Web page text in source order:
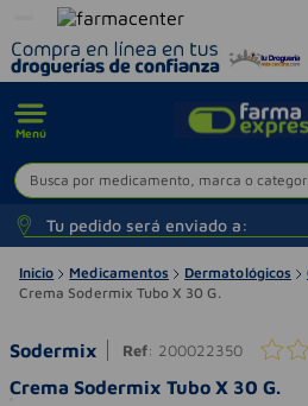
Menú
Busca por medicamento, marca o
Tu pedido será enviado a:
Inicio Medicamentos Dermatológicos
Crema Sodermix Tubo X 30 G.
Sodermix Ref: 200022350
Crema Sodermix Tubo X 30 G.